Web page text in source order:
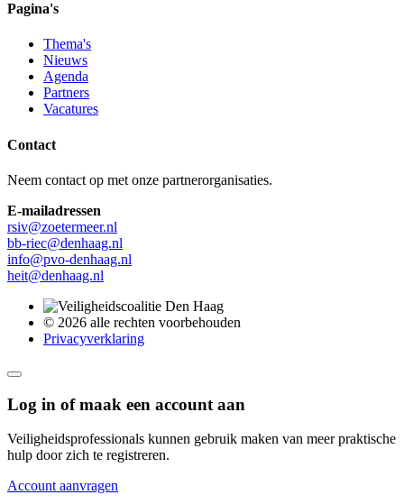
Pagina's
Thema's
Nieuws
Agenda
Partners
Vacatures
Contact
Neem contact op met onze partnerorganisaties.
E-mailadressen
rsiv@zoetermeer.nl
bb-riec@denhaag.nl
info@pvo-denhaag.nl
heit@denhaag.nl
© 2026 alle rechten voorbehouden
Privacyverklaring
Log in of maak een account aan
Veiligheidsprofessionals kunnen gebruik maken van meer praktische
hulp door zich te registreren.
Account aanvragen